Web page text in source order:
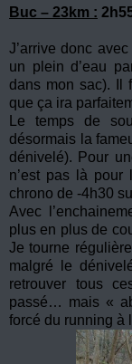
Buc – 23km :
J’arrive donc
un plein d’eau
dans mon sac). Il
que ça ira
Le temps de
désormais la
dénivelé). Pour
n’est pas là
chrono de -4h30
Avec
plus en plus de
Je tourne
malgré le
retrouver tous
passé… mais «
forcé du running à